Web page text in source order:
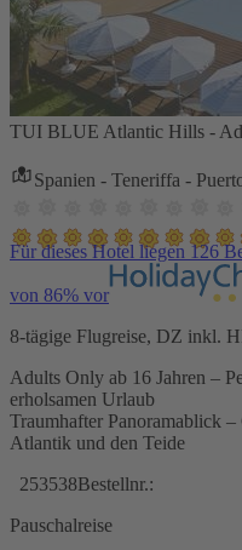
TUI BLUE Atlantic Hills -
Spanien - Teneriffa -
Für dieses Hotel liegen 126
von 86% vor
8-tägige Flugreise, DZ inkl.
Adults Only ab 16 Jahren –
erholsamen Urlaub
Traumhafter Panoramablick
Atlantik und den Teide
253538Bestellnr.:
Pauschalreise